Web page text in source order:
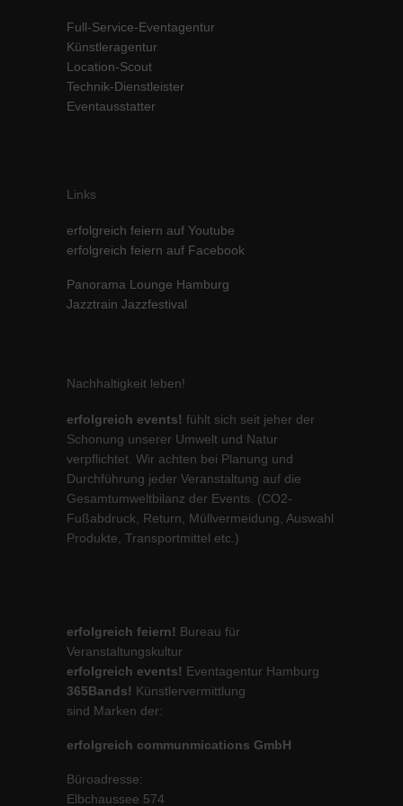
Full-Service-Eventagentur
Künstleragentur
Location-Scout
Technik-Dienstleister
Eventausstatter
Links
erfolgreich feiern auf Youtube
erfolgreich feiern auf Facebook
Panorama Lounge Hamburg
Jazztrain Jazzfestival
Nachhaltigkeit leben!
erfolgreich events! fühlt sich seit jeher der
Schonung unserer Umwelt und Natur
verpflichtet. Wir achten bei Planung und
Durchführung jeder Veranstaltung auf die
Gesamtumweltbilanz der Events. (CO2-
Fußabdruck, Return, Müllvermeidung, Auswahl
Produkte, Transportmittel etc.)
erfolgreich feiern! Bureau für
Veranstaltungskultur
erfolgreich events! Eventagentur Hamburg
365Bands! Künstlervermittlung
sind Marken der:
erfolgreich communmications GmbH
Büroadresse:
Elbchaussee 574
Inhalte von Videoplattformen und Social-Media-Plattformen werden
standardmäßig blockiert. Wenn Cookies von externen Medien akzeptiert
werden, bedarf der Zugriff auf diese Inhalte keiner manuellen Einwilligung
Cookie-Informationen anzeigen